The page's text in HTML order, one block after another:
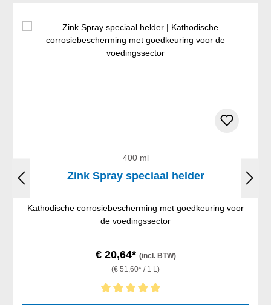
400 ml
Zink Spray speciaal helder
Kathodische corrosiebescherming met goedkeuring voor
de voedingssector
€ 20,64* (incl. BTW)
(€ 51,60* / 1 L)
Gemiddelde waardering van 5 van 5 sterren